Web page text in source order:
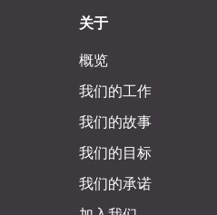
关于
概览
我们的工作
我们的故事
我们的目标
我们的承诺